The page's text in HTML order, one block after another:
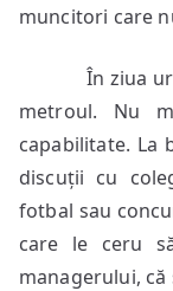
muncitori care
În ziua
metroul. Nu
capabilitate. La
discuții cu
fotbal sau
care le ceru
managerului, că